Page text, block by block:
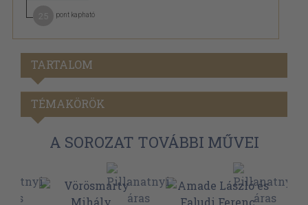
pont kapható
TARTALOM
TÉMAKÖRÖK
A SOROZAT TOVÁBBI MŰVEI